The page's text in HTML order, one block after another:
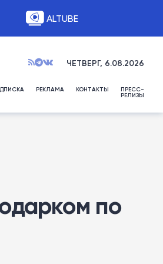
ALTUBE
ЧЕТВЕРГ, 6.08.2026
РЕКЛАМА КОНТАКТЫ ПРЕСС-
РЕЛИЗЫ
по